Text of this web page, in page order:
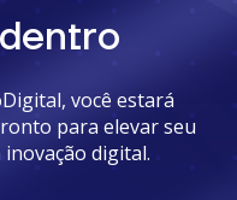
você estará
para elevar seu
digital.